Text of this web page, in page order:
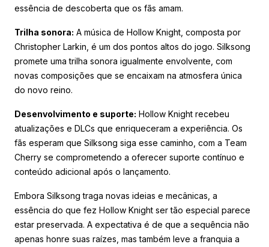
essência de descoberta que os fãs amam.
Trilha sonora: A música de Hollow Knight, composta por
Christopher Larkin, é um dos pontos altos do jogo. Silksong
promete uma trilha sonora igualmente envolvente, com
novas composições que se encaixam na atmosfera única
do novo reino.
Desenvolvimento e suporte: Hollow Knight recebeu
atualizações e DLCs que enriqueceram a experiência. Os
fãs esperam que Silksong siga esse caminho, com a Team
Cherry se comprometendo a oferecer suporte contínuo e
conteúdo adicional após o lançamento.
Embora Silksong traga novas ideias e mecânicas, a
essência do que fez Hollow Knight ser tão especial parece
estar preservada. A expectativa é de que a sequência não
apenas honre suas raízes, mas também leve a franquia a